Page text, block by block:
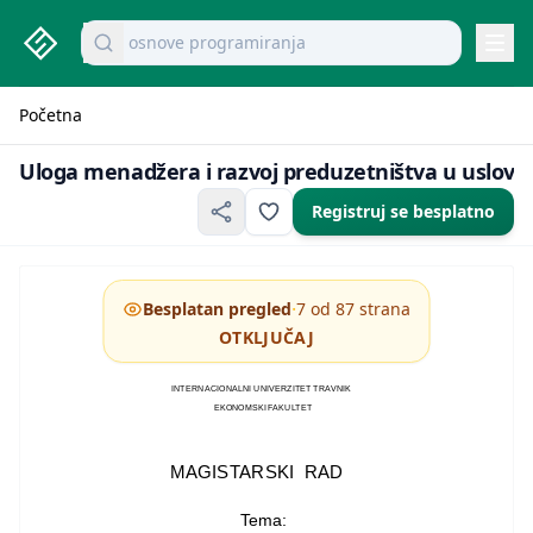
studenti.rs home page
Pretraži dokumente
mikroekonomija pitanja
Početna
Uloga menadžera i razvoj preduzetništva u
Registruj se besplatno
INTERNACIONALNI UNIVERZITET TRAVNIK
EKONOMSKI FAKULTET
MAGISTARSKI RAD
Tema:
Besplatan pregled·7 od 87 strana
OTKLJUČAJ